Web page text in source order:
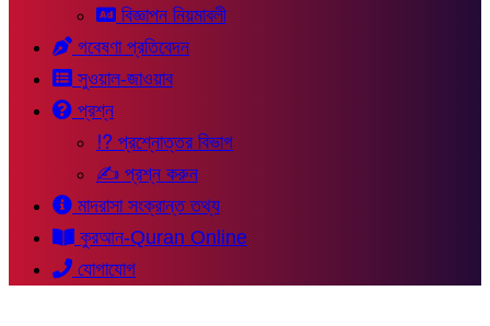
বিজ্ঞাপন নিয়মাবলী
গবেষণা প্রতিবেদন
সুওয়াল-জাওয়াব
প্রশ্ন
⁉ প্রশ্নোত্তর বিভাগ
✍ প্রশ্ন করুন
মাদরাসা সংক্রান্ত তথ্য
কুরআন-Quran Online
যোগাযোগ